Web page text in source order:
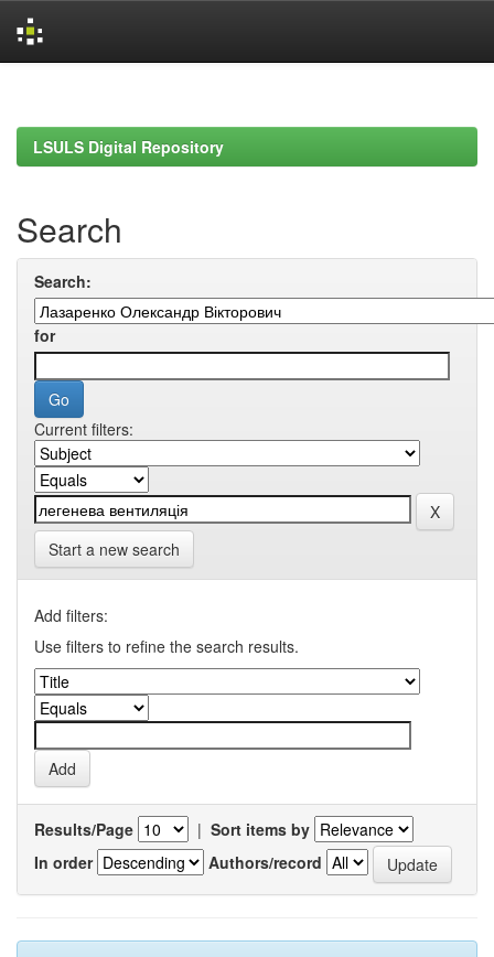
LSULS Digital Repository
Search
Search:
for
Current filters:
Start a new search
Add filters:
Use filters to refine the search results.
Results/Page | Sort items by
In order
Authors/record